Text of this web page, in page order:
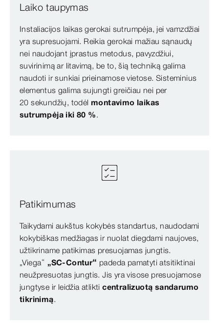
Laiko taupymas
Instaliacijos laikas gerokai sutrumpėja, jei vamzdžiai
yra supresuojami. Reikia gerokai mažiau sąnaudų
nei naudojant įprastus metodus, pavyzdžiui,
suvirinimą ar litavimą, be to, šią techniką galima
naudoti ir sunkiai prieinamose vietose. Sisteminius
elementus galima sujungti greičiau nei per
20 sekundžių, todėl montavimo laikas
sutrumpėja iki 80 %.
Patikimumas
Taikydami aukštus kokybės standartus, naudodami
kokybiškas medžiagas ir nuolat diegdami naujoves,
užtikriname patikimas presuojamas jungtis.
„Viega“ „SC-Contur“ padeda pamatyti atsitiktinai
neužpresuotas jungtis. Jis yra visose presuojamose
jungtyse ir leidžia atlikticentralizuotą sandarumo
tikrinimą.